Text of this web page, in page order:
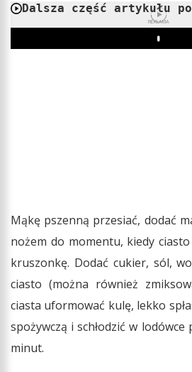
Dalsza część artykułu
REKLAMA
Play
Mąkę pszenną przesiać, dodać
nożem do momentu, kiedy
kruszonkę. Dodać cukier, sól,
ciasto (można również
ciasta uformować kulę, lekko
spożywczą i schłodzić w
minut.